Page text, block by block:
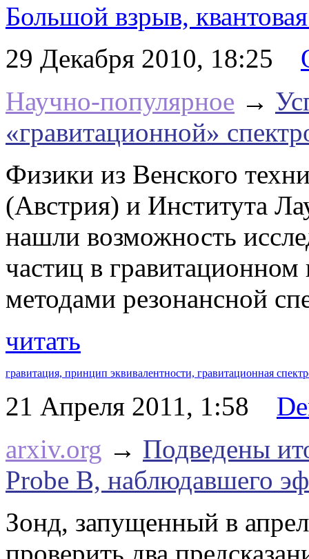
Большой взрыв,
29 Декабря 2010, 18:25
Научно-популярное →
«гравитационной»
Физики из Венского
(Австрия) и Института
нашли возможность
частиц в
методами резонансной
читать
гравитация, принцип эквивалентности, гравитационная
21 Апреля 2011, 1:58
arxiv.org → Подведены
Probe B, наблюдавшего
Зонд, запущенный в